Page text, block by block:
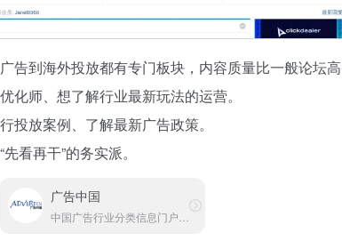
告到海外投放都有专门板块，内容质量比一般论坛
化师、想了解行业最新玩法的运营。
投放案例、了解最新广告政策。
看再干”的务实派。
广告中国